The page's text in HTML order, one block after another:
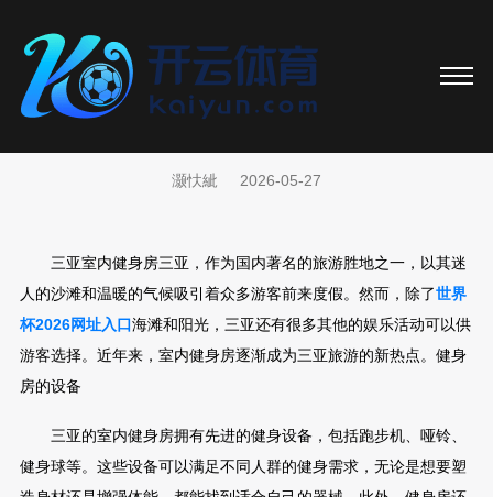
灏忕紪 2026-05-27
三亚室内健身房三亚，作为国内著名的旅游胜地之一，以其迷
人的沙滩和温暖的气候吸引着众多游客前来度假。然而，除了世界
杯2026网址入口海滩和阳光，三亚还有很多其他的娱乐活动可以供
游客选择。近年来，室内健身房逐渐成为三亚旅游的新热点。健身
房的设备
三亚的室内健身房拥有先进的健身设备，包括跑步机、哑铃、
健身球等。这些设备可以满足不同人群的健身需求，无论是想要塑